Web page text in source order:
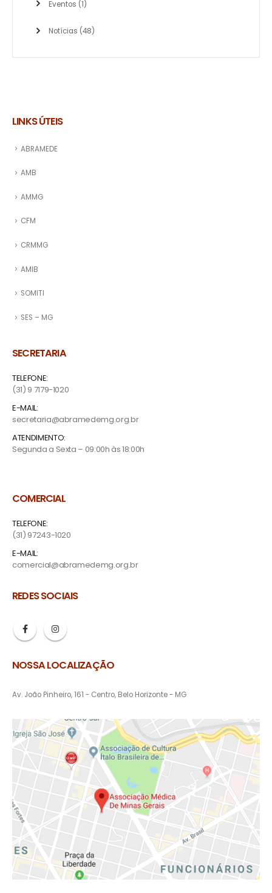
Eventos (1)
Notícias (48)
LINKS ÚTEIS
ABRAMEDE
AMB
AMMG
CFM
CRMMG
AMIB
SOMITI
SES – MG
SECRETARIA
TELEFONE:
(31) 9 7179-1020
E-MAIL:
secretaria@abramedemg.org.br
ATENDIMENTO:
Segunda a Sexta – 09:00h às 18:00h
COMERCIAL
TELEFONE:
(31) 97243-1020
E-MAIL:
comercial@abramedemg.org.br
REDES SOCIAIS
NOSSA LOCALIZAÇÃO
Av. João Pinheiro, 161 - Centro, Belo Horizonte - MG